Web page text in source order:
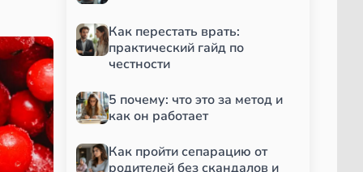
Как перестать врать:
практический гайд по
честности
5 почему: что это за метод и
как он работает
Как пройти сепарацию от
родителей без скандалов и